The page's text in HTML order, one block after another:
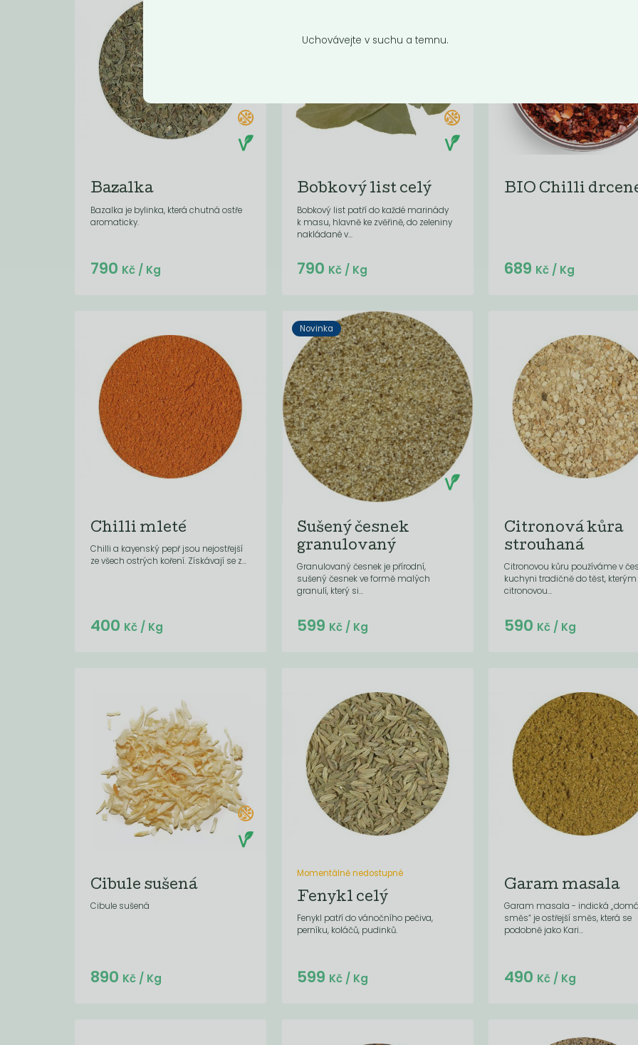
Bazalka
Bazalka je bylinka, která chutná ostře
aromaticky.
Do košíku:
790 Kč/ Kg
Bobkový list celý
Bobkový list patří do každé marinády
k masu, hlavně ke zvěřině, do zeleniny
nakládané v...
Do košíku:
790 Kč / Kg
BIO Chilli
Do košíku:
689 Kč/ Kg
Chilli mleté
Chilli a kayenský pepř jsou nejostřejší
ze všech ostrých koření. Získávají se z...
Do košíku:
400 Kč/ Kg
Novinka
Sušený česnek
granulovaný
Granulovaný česnek je přírodní,
sušený česnek ve formě malých
granulí, který si...
Do košíku:
599 Kč / Kg
Citronová kůra
strouhaná
Citronovou kůru používáme v
kuchyni tradičně do těst,
citronovou...
Do košíku:
590 Kč/ Kg
Cibule sušená
Cibule sušená
Do košíku:
890 Kč/ Kg
Momentálně nedostupné
Fenykl celý
Fenykl patří do vánočního pečiva,
perníku, koláčů, pudinků.
599 Kč / Kg
Garam masala
Garam masala - indická
směs“ je ostřejší směs, která se
podobně jako Kari...
Do košíku:
490 Kč/ Kg
Uchovávejte v suchu a temnu.